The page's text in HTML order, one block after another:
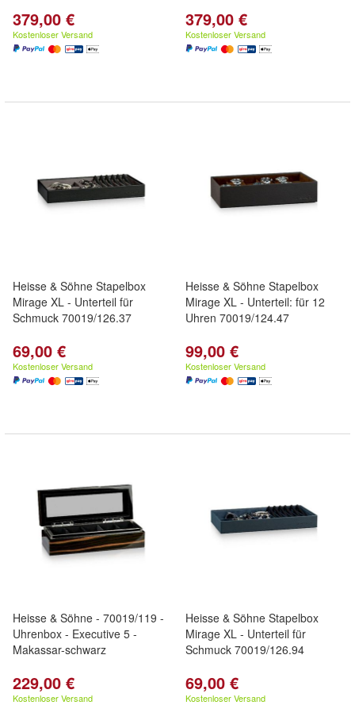
379,00 €
Kostenloser Versand
379,00 €
Kostenloser Versand
Heisse & Söhne Stapelbox
Mirage XL - Unterteil für
Schmuck 70019/126.37
69,00 €
Kostenloser Versand
Heisse & Söhne Stapelbox
Mirage XL - Unterteil: für 12
Uhren 70019/124.47
99,00 €
Kostenloser Versand
Heisse & Söhne - 70019/119 -
Uhrenbox - Executive 5 -
Makassar-schwarz
229,00 €
Kostenloser Versand
Heisse & Söhne Stapelbox
Mirage XL - Unterteil für
Schmuck 70019/126.94
69,00 €
Kostenloser Versand